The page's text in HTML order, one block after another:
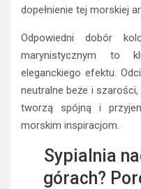
dopełnienie tej morskiej
Odpowiedni dobór
marynistycznym to
eleganckiego efektu.
neutralne beże i
tworzą spójną i
morskim inspiracjom.
Sypialnia
górach?